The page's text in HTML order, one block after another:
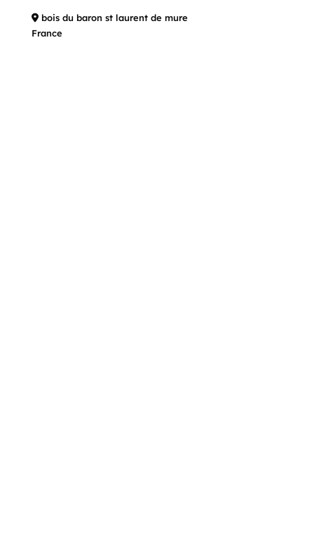
bois du baron st laurent de mure
France